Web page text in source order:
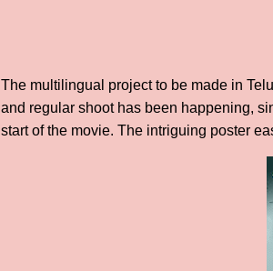
The multilingual project to be made in
and regular shoot has been happening,
start of the movie. The intriguing poster